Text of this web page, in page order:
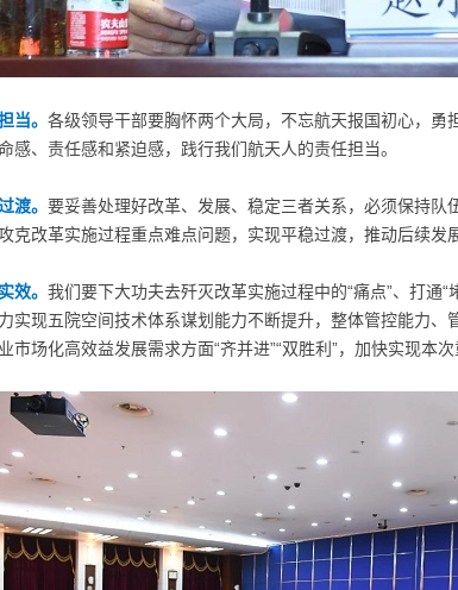
当。 各级领导干部要胸怀两个大局，不忘航天报国初心，
感、责任感和紧迫感，践行我们航天人的责任担当。
渡。 要妥善处理好改革、发展、稳定三者关系，必须保持
克改革实施过程重点难点问题，实现平稳过渡，推动后续发展
效。 我们要下大功夫去歼灭改革实施过程中的“痛点”、打通
实现五院空间技术体系谋划能力不断提升，整体管控能力
场化高效益发展需求方面“齐并进”“双胜利”，加快实现本次